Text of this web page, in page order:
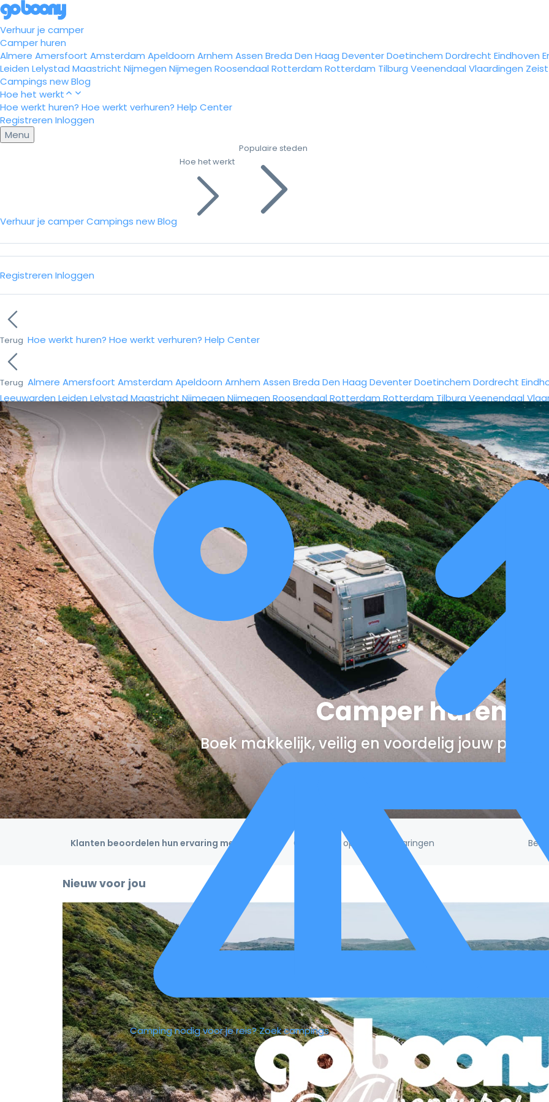
Verhuur je camper
Camper huren
Almere Amersfoort Amsterdam Apeldoorn Arnhem Assen Breda Den Haag DeventerDoetinchem Dordrecht Eindhoven
Leiden Lelystad Maastricht Nijmegen Nijmegen Roosendaal Rotterdam Rotterdam Tilburg Veenendaal Vlaardingen Zeist
Campings newBlog
Hoe het werkt
Hoe werkt huren? Hoe werkt verhuren? Help Center
Registreren Inloggen
Menu
Verhuur je camperCampings newBlog
Hoe het werkt
Populaire steden
Registreren Inloggen
Terug Hoe werkt huren? Hoe werkt verhuren? Help Center
Terug Almere Amersfoort Amsterdam Apeldoorn Arnhem Assen Breda Den Haag DeventerDoetinchem Dordrecht
Leeuwarden Leiden Lelystad Maastricht Nijmegen Nijmegen Roosendaal Rotterdam Rotterdam Tilburg Veenendaal
Camping nodig voor je reis?Zoek campings
Camper huren
Boek makkelijk, veilig en voordelig jouw
Klanten beoordelen hun ervaring met een 4,9/5! Gebaseerd op 132.395 ervaringen
Nieuw voor jou